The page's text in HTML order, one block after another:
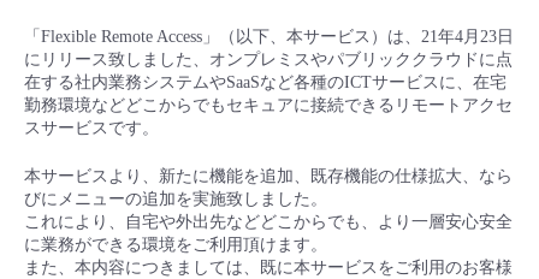
サポート
管理機能
すべてのメニューを見る
モニタリング/監査
サポート
管理機能
すべてのメニューを見る
ネットワーク
IoT
モニタリング/監査
サポート
■ セットアップガイド
- 新規お申し込み方法
- 初期設定・確認
- ユーザー機能の管理
- セキュリティ・監査
- データと分析
- IoT
- マルチクラウド利用
サービス稼働状況
故障/メンテナンス履歴
メンテナンス予定
定期メンテナンス
パートナー
協業パートナー
脱炭素化
「Flexible Remote Access」（以下、本サービス）は、21年4月23日
にリリース致しました、オンプレミスやパブリッククラウドに点
在する社内業務システムやSaaSなど各種のICTサービスに、在宅
勤務環境などどこからでもセキュアに接続できるリモートアクセ
スサービスです。
本サービスより、新たに機能を追加、既存機能の仕様拡大、なら
びにメニューの追加を実施致しました。
これにより、自宅や外出先などどこからでも、より一層安心安全
に業務ができる環境をご利用頂けます。
また、本内容につきましては、既に本サービスをご利用のお客様